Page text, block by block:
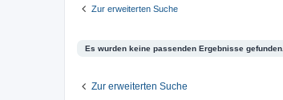
Zur erweiterten Suche
Es wurden keine passenden Ergebnisse gefunden.
Zur erweiterten Suche